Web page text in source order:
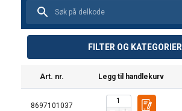
FILTER OG KATEGORIER
Art. nr. Legg til handlekurv
8697101037